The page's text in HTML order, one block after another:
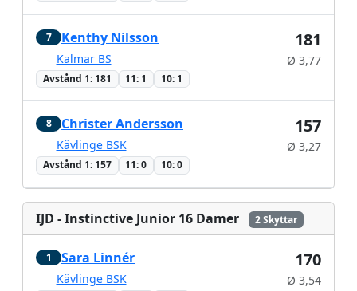
7 Kenthy Nilsson
Kalmar BS
Avstånd 1: 181 11: 1 10: 1
181
Ø 3,77
8 Christer Andersson
Kävlinge BSK
Avstånd 1: 157 11: 0 10: 0
157
Ø 3,27
IJD - Instinctive Junior 16 Damer 2 Skyttar
1 Sara Linnér
Kävlinge BSK
170
Ø 3,54